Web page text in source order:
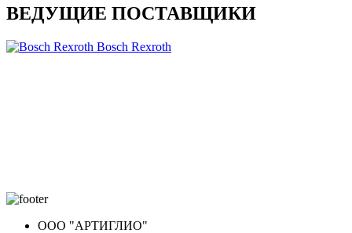
ВЕДУЩИЕ ПОСТАВЩИКИ
Bosch Rexroth
ООО "АРТИГЛИО"